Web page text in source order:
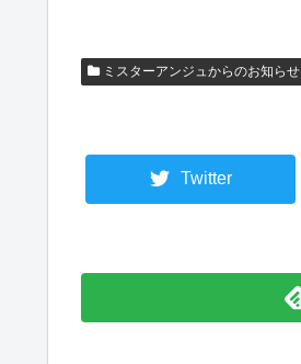
ミスターアンジュからのお知らせ
Twitter